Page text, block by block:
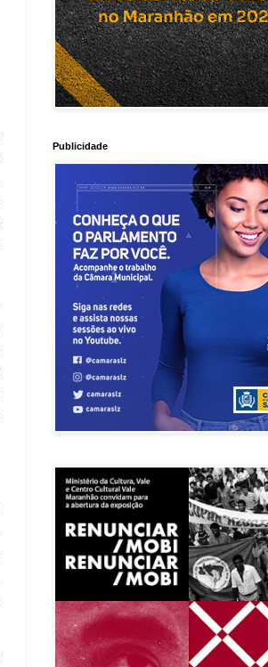
Publicidade